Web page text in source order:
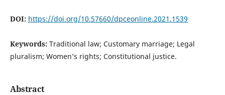
DOI: https://doi.org/10.57660/dpceonline.2021.1539
Keywords: Traditional law; Customary marriage; Legal
pluralism; Women’s rights; Constitutional justice.
Abstract